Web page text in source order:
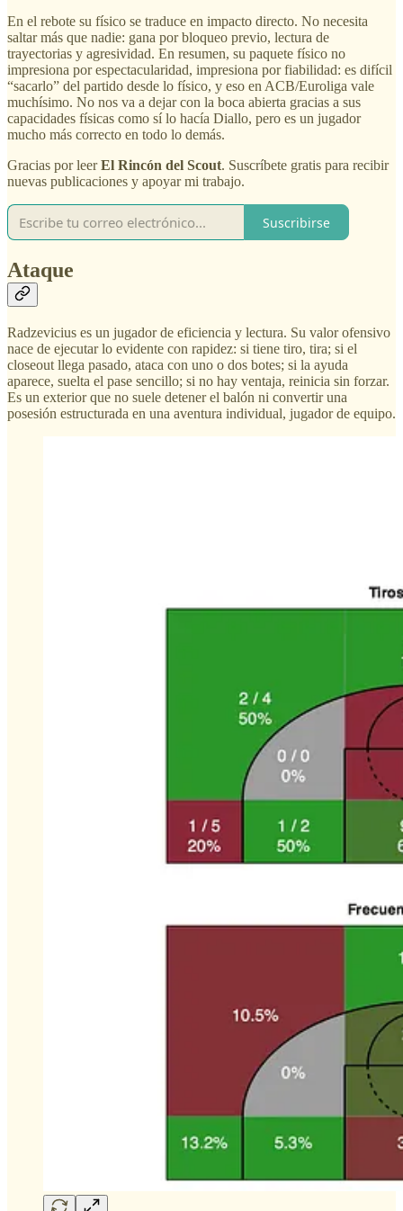
En el rebote su físico se traduce en impacto directo. No necesita
saltar más que nadie: gana por bloqueo previo, lectura de
trayectorias y agresividad. En resumen, su paquete físico no
impresiona por espectacularidad, impresiona por fiabilidad: es difícil
“sacarlo” del partido desde lo físico, y eso en ACB/Euroliga vale
muchísimo. No nos va a dejar con la boca abierta gracias a sus
capacidades físicas como sí lo hacía Diallo, pero es un jugador
mucho más correcto en todo lo demás.
Gracias por leerEl Rincón del Scout. Suscríbete gratis para recibir
nuevas publicaciones y apoyar mi trabajo.
Suscribirse
Ataque
Radzevicius es un jugador de eficiencia y lectura. Su valor ofensivo
nace de ejecutar lo evidente con rapidez: si tiene tiro, tira; si el
closeout llega pasado, ataca con uno o dos botes; si la ayuda
aparece, suelta el pase sencillo; si no hay ventaja, reinicia sin forzar.
Es un exterior que no suele detener el balón ni convertir una
posesión estructurada en una aventura individual, jugador de equipo.